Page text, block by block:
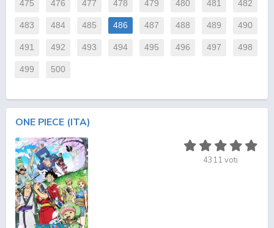
475 476 477 478 479 480 481 482
483 484 485 486 487 488 489 490
491 492 493 494 495 496 497 498
499 500
ONE PIECE (ITA)
4311 voti